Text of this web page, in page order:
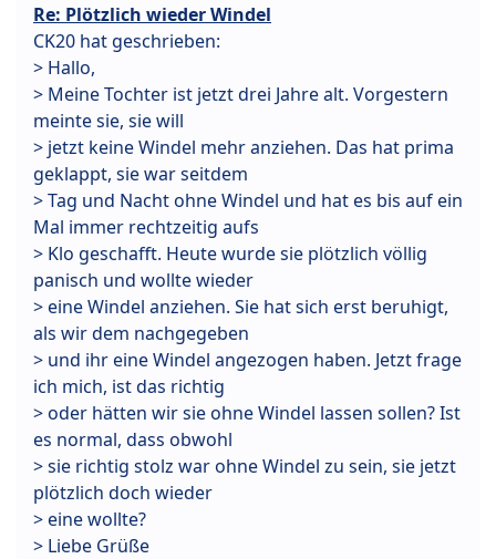
Re: Plötzlich wieder Windel
CK20 hat geschrieben:
> Hallo,
> Meine Tochter ist jetzt drei Jahre alt. Vorgestern
meinte sie, sie will
> jetzt keine Windel mehr anziehen. Das hat prima
geklappt, sie war seitdem
> Tag und Nacht ohne Windel und hat es bis auf ein
Mal immer rechtzeitig aufs
> Klo geschafft. Heute wurde sie plötzlich völlig
panisch und wollte wieder
> eine Windel anziehen. Sie hat sich erst beruhigt,
als wir dem nachgegeben
> und ihr eine Windel angezogen haben. Jetzt frage
ich mich, ist das richtig
> oder hätten wir sie ohne Windel lassen sollen? Ist
es normal, dass obwohl
> sie richtig stolz war ohne Windel zu sein, sie jetzt
plötzlich doch wieder
> eine wollte?
> Liebe Grüße